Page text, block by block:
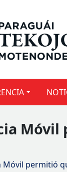
Móvil permitió